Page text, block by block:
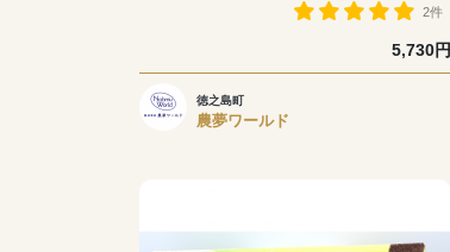
2件
5,730円
徳之島町
農夢ワールド